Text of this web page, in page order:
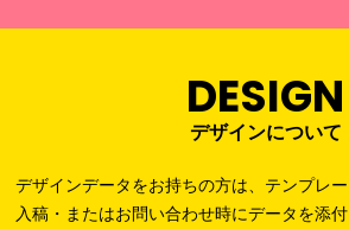
DESIGN
デザインについて
デザインデータをお持ちの方は、テンプレ
入稿・またはお問い合わせ時にデータを添付